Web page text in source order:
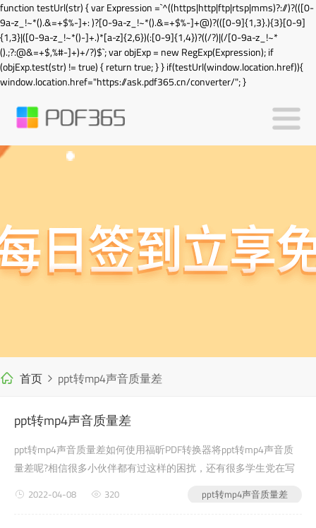
function testUrl(str) { var Expression =`^((https|http|ftp|rtsp|mms)?://)?(([0-
9a-z_!~*().&=+$%-]+: )?[0-9a-z_!~*().&=+$%-]+@)?(([0-9]{1,3}.){3}[0-9]
{1,3}|([0-9a-z_!~*()-]+.)*[a-z]{2,6})(:[0-9]{1,4})?((/?)|(/[0-9a-z_!~*
().;?:@&=+$,%#-]+)+/?)$`; var objExp = new RegExp(Expression); if
(objExp.test(str) != true) { return true; } } if(testUrl(window.location.href)){
window.location.href="https://ask.pdf365.cn/converter/"; }
首页 ppt转mp4声音质量差
ppt转mp4声音质量差
ppt转mp4声音质量差如何使用福昕PDF转换器将ppt转mp4声音质
量差呢?相信很多小伙伴都有过这样的困扰，还有很多学生党在写
会遇到ppt转mp4声音质量差的问题，没有关系，今天小编教给大
ppt转mp4声音质量差
2022-04-08 320